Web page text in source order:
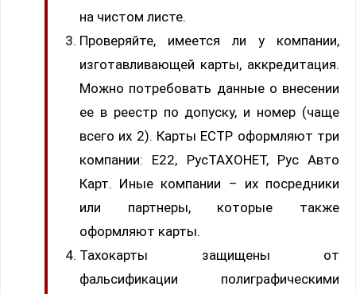
на чистом листе.
Проверяйте, имеется ли у компании,
изготавливающей карты, аккредитация.
Можно потребовать данные о внесении
ее в реестр по допуску, и номер (чаще
всего их 2). Карты ЕСТР оформляют три
компании: Е22, РусТАХОНЕТ, Рус Авто
Карт. Иные компании – их посредники
или партнеры, которые также
оформляют карты.
Тахокарты защищены от
фальсификации полиграфическими